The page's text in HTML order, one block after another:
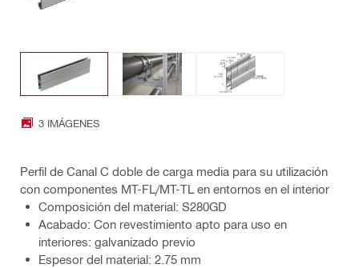
3 IMÁGENES
Perfil de Canal C doble de carga media para su utilización
con componentes MT-FL/MT-TL en entornos en el interior
Composición del material: S280GD
Acabado: Con revestimiento apto para uso en
interiores: galvanizado previo
Espesor del material: 2.75 mm